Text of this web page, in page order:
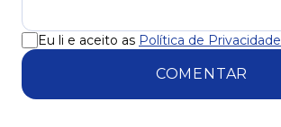
Eu li e aceito as Política de Privacidade
COMENTAR